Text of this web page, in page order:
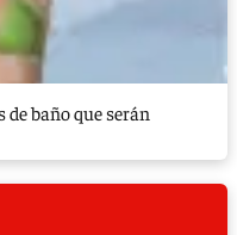
baño que serán